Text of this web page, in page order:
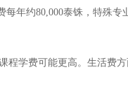
年约80,000泰铢，特殊专
学费可能更高。生活费